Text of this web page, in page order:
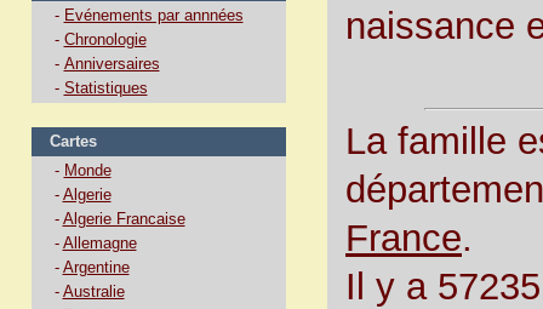
- Evénements par annnées
- Chronologie
- Anniversaires
- Statistiques
Cartes
- Monde
- Algerie
- Algerie Francaise
- Allemagne
- Argentine
- Australie
naissance
La famille
France.
Il y a